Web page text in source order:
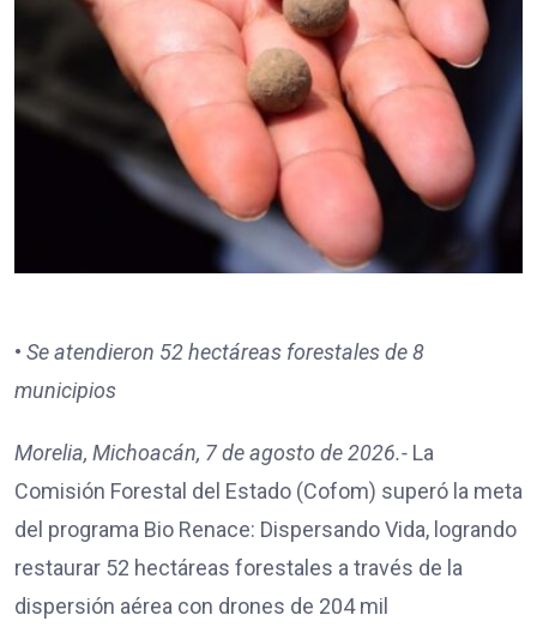
• Se atendieron 52 hectáreas forestales de 8
municipios
Morelia, Michoacán, 7 de agosto de 2026.- La
Comisión Forestal del Estado (Cofom) superó la meta
del programa Bio Renace: Dispersando Vida, logrando
restaurar 52 hectáreas forestales a través de la
dispersión aérea con drones de 204 mil